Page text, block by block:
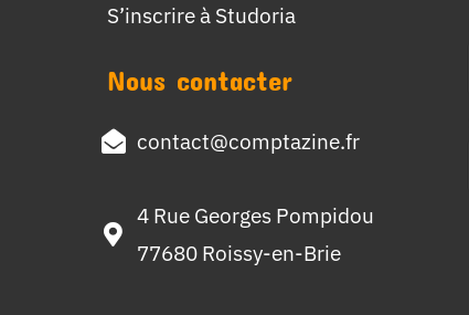
S’inscrire à Studoria
Nous contacter
contact@comptazine.fr
4 Rue Georges Pompidou
77680 Roissy-en-Brie